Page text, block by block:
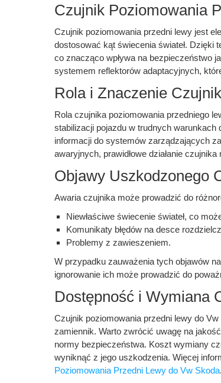
Czujnik Poziomowania
Czujnik poziomowania przedni lewy jest
dostosować kąt świecenia świateł. Dzięki
co znacząco wpływa na bezpieczeństwo
systemem reflektorów adaptacyjnych,
Rola i Znaczenie
Rola czujnika poziomowania przedniego
stabilizacji pojazdu w trudnych
informacji do systemów zarządzających
awaryjnych, prawidłowe działanie
Objawy Uszkodzonego
Awaria czujnika może prowadzić do
Niewłaściwe świecenie świateł, co
Komunikaty błędów na desce
Problemy z zawieszeniem.
W przypadku zauważenia tych objawów
ignorowanie ich może prowadzić do
Dostępność i Wymiana
Czujnik poziomowania przedni lewy do
zamiennik. Warto zwrócić uwagę na
normy bezpieczeństwa. Koszt wymiany
wyniknąć z jego uszkodzenia. Więcej
Poziomowania Przedni Lewy do Vw Skoda.